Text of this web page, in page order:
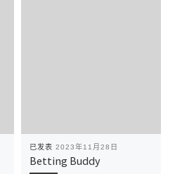
已发表 2023年11月28日
Betting Buddy